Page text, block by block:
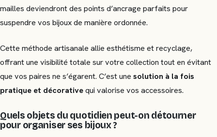
mailles deviendront des points d’ancrage parfaits pour
suspendre vos bijoux de manière ordonnée.
Cette méthode artisanale allie esthétisme et recyclage,
offrant une visibilité totale sur votre collection tout en évitant
que vos paires ne s’égarent. C’est une solution à la fois
pratique et décorativequi valorise vos accessoires.
Quels objets du quotidien peut-on détourner
pour organiser ses bijoux ?